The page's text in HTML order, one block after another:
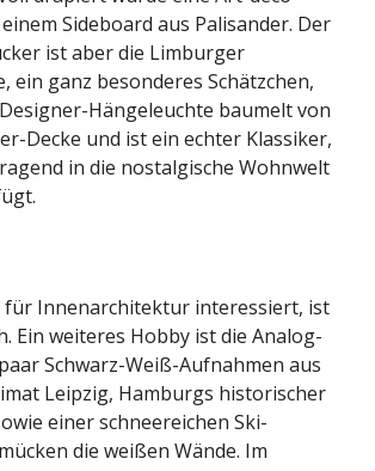
Sideboard aus Palisander. Der
ist aber die Limburger
ein ganz besonderes Schätzchen,
Hängeleuchte baumelt von
Decke und ist ein echter Klassiker,
in die nostalgische Wohnwelt
für Innenarchitektur interessiert, ist
Ein weiteres Hobby ist die Analog-
Schwarz-Weiß-Aufnahmen aus
Leipzig, Hamburgs historischer
einer schneereichen Ski-
die weißen Wände. Im